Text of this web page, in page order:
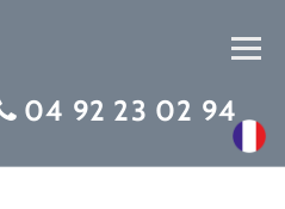
04 92 23 02 94